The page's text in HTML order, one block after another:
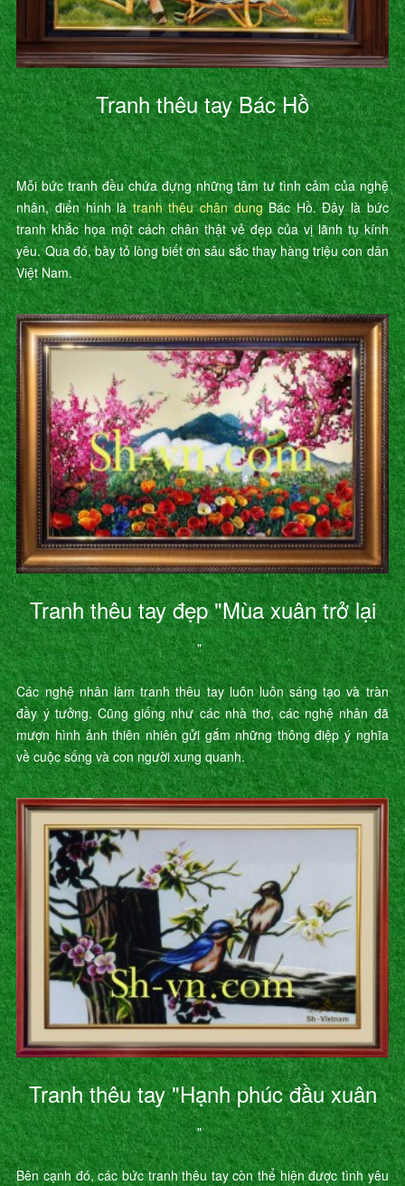
Tranh thêu tay Bác Hồ
Mỗi bức tranh đều chứa đựng những tâm tư tình cảm của nghệ
nhân, điển hình là tranh thêu chân dungBác Hồ. Đây là bức
tranh khắc họa một cách chân thật vẻ đẹp của vị lãnh tụ kính
yêu. Qua đó, bày tỏ lòng biết ơn sâu sắc thay hàng triệu con dân
Việt Nam.
Tranh thêu tay đẹp "Mùa xuân trở lại
"
Các nghệ nhân làm tranh thêu tay luôn luôn sáng tạo và tràn
đầy ý tưởng. Cũng giống như các nhà thơ, các nghệ nhân đã
mượn hình ảnh thiên nhiên gửi gắm những thông điệp ý nghĩa
về cuộc sống và con người xung quanh.
Tranh thêu tay "Hạnh phúc đầu xuân
"
Bên cạnh đó, các bức tranh thêu tay còn thể hiện được tình yêu